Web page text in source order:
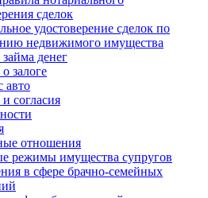
сделок
удостоверение сделок по
недвижимого имущества
денег
залоге
авто
согласия
отношения
режимы имущества супругов
в сфере брачно-семейных